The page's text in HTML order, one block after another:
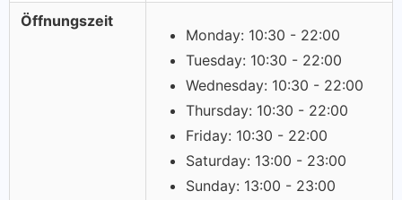
Öffnungszeit
Monday: 10:30 - 22:00
Tuesday: 10:30 - 22:00
Wednesday: 10:30 - 22:00
Thursday: 10:30 - 22:00
Friday: 10:30 - 22:00
Saturday: 13:00 - 23:00
Sunday: 13:00 - 23:00